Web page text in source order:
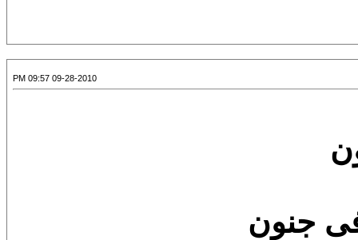
09-28-2010 09:57 PM
جنون